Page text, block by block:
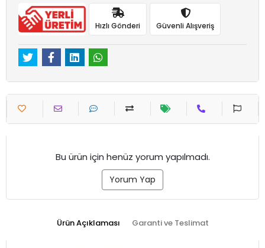
Hızlı Gönderi Güvenli Alışveriş
Bu ürün için henüz yorum yapılmadı.
Yorum Yap
Ürün Açıklaması Garanti ve Teslimat